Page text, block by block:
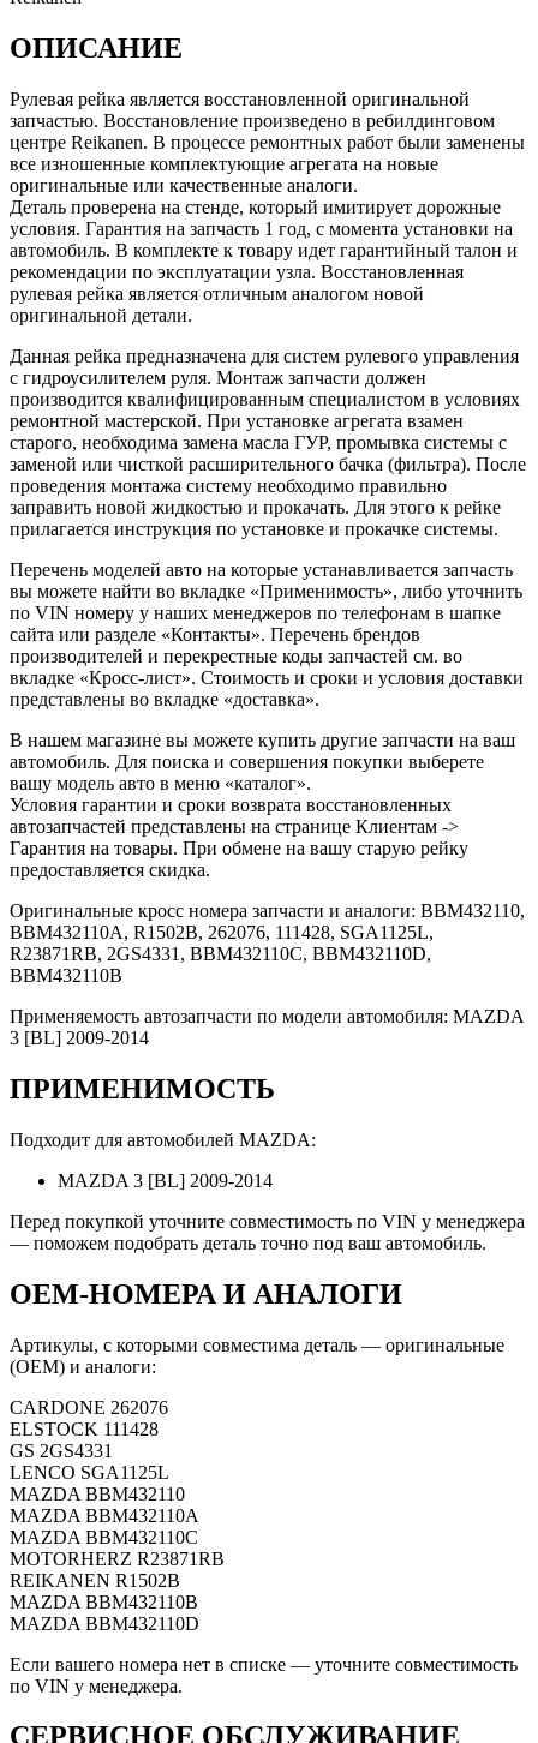
ОПИСАНИЕ
Рулевая рейка является восстановленной оригинальной
запчастью. Восстановление произведено в ребилдинговом
центре Reikanen. В процессе ремонтных работ были заменены
все изношенные комплектующие агрегата на новые
оригинальные или качественные аналоги.
Деталь проверена на стенде, который имитирует дорожные
условия. Гарантия на запчасть 1 год, с момента установки на
автомобиль. В комплекте к товару идет гарантийный талон и
рекомендации по эксплуатации узла. Восстановленная
рулевая рейка является отличным аналогом новой
оригинальной детали.
Данная рейка предназначена для систем рулевого управления
с гидроусилителем руля. Монтаж запчасти должен
производится квалифицированным специалистом в условиях
ремонтной мастерской. При установке агрегата взамен
старого, необходима замена масла ГУР, промывка системы с
заменой или чисткой расширительного бачка (фильтра). После
проведения монтажа систему необходимо правильно
заправить новой жидкостью и прокачать. Для этого к рейке
прилагается инструкция по установке и прокачке системы.
Перечень моделей авто на которые устанавливается запчасть
вы можете найти во вкладке «Применимость», либо уточнить
по VIN номеру у наших менеджеров по телефонам в шапке
сайта или разделе «Контакты». Перечень брендов
производителей и перекрестные коды запчастей см. во
вкладке «Кросс-лист». Стоимость и сроки и условия доставки
представлены во вкладке «доставка».
В нашем магазине вы можете купить другие запчасти на ваш
автомобиль. Для поиска и совершения покупки выберете
вашу модель авто в меню «каталог».
Условия гарантии и сроки возврата восстановленных
автозапчастей представлены на странице Клиентам ->
Гарантия на товары. При обмене на вашу старую рейку
предоставляется скидка.
Оригинальные кросс номера запчасти и аналоги: BBM432110,
BBM432110A, R1502B, 262076, 111428, SGA1125L,
R23871RB, 2GS4331, BBM432110C, BBM432110D,
BBM432110B
Применяемость автозапчасти по модели автомобиля: MAZDA
3 [BL] 2009-2014
ПРИМЕНИМОСТЬ
Подходит для автомобилей MAZDA:
MAZDA 3 [BL] 2009-2014
Перед покупкой уточните совместимость по VIN у менеджера
— поможем подобрать деталь точно под ваш автомобиль.
OEM-НОМЕРА И АНАЛОГИ
Артикулы, с которыми совместима деталь — оригинальные
(OEM) и аналоги:
CARDONE 262076
ELSTOCK 111428
GS 2GS4331
LENCO SGA1125L
MAZDA BBM432110
MAZDA BBM432110A
MAZDA BBM432110C
MOTORHERZ R23871RB
REIKANEN R1502B
MAZDA BBM432110B
MAZDA BBM432110D
Если вашего номера нет в списке — уточните совместимость
по VIN у менеджера.
СЕРВИСНОЕ ОБСЛУЖИВАНИЕ